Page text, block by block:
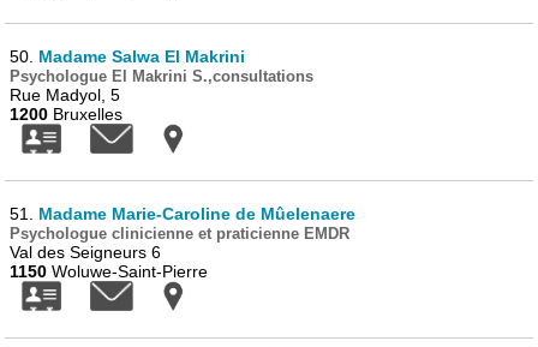
50. Madame Salwa El Makrini
Psychologue El Makrini S.,consultations
Rue Madyol, 5
1200 Bruxelles
51. Madame Marie-Caroline de Mûelenaere
Psychologue clinicienne et praticienne EMDR
Val des Seigneurs 6
1150 Woluwe-Saint-Pierre